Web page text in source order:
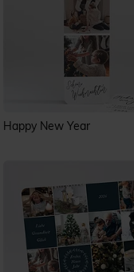
Happy New Year